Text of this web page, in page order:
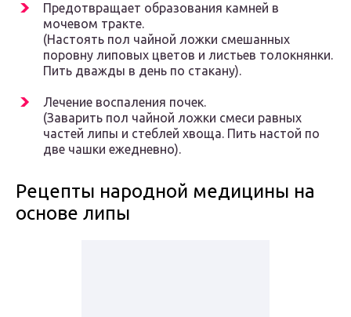
Предотвращает образования камней в
мочевом тракте.
(Настоять пол чайной ложки смешанных
поровну липовых цветов и листьев толокнянки.
Пить дважды в день по стакану).
Лечение воспаления почек.
(Заварить пол чайной ложки смеси равных
частей липы и стеблей хвоща. Пить настой по
две чашки ежедневно).
Рецепты народной медицины на
основе липы